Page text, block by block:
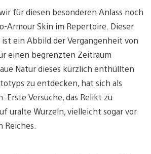
für diesen besonderen Anlass noch
Armour Skin im Repertoire. Dieser
ein Abbild der Vergangenheit von
einen begrenzten Zeitraum
Natur dieses kürzlich enthüllten
zu entdecken, hat sich als
Erste Versuche, das Relikt zu
uralte Wurzeln, vielleicht sogar vor